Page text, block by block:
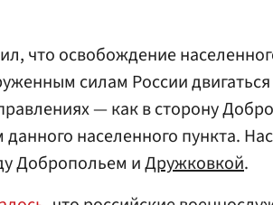
что освобождение
силам России
— как в сторону
населенного пункта.
Добропольем иДружковкой.